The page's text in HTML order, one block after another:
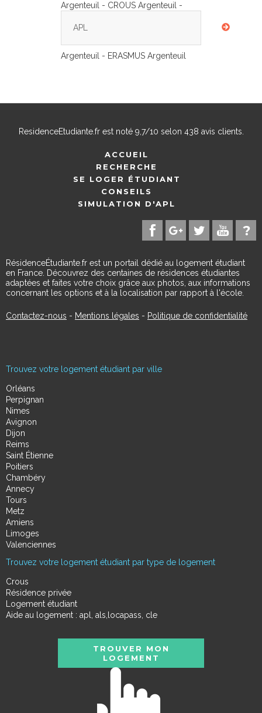
Argenteuil - CROUS Argenteuil -
APL
Argenteuil - ERASMUS Argenteuil
ResidenceEtudiante.frest noté 9,7/10 selon 438 avis clients.
ACCUEIL
RECHERCHE
SE LOGER ÉTUDIANT
CONSEILS
SIMULATION D'APL
RésidenceÉtudiante.fr est un portail dédié au logement étudiant
en France. Découvrez des centaines de résidences étudiantes
adaptées et faites votre choix grâce aux photos, aux informations
concernant les options et à la localisation par rapport à l'école.
Contactez-nous - Mentions légales - Politique de confidentialité
Trouvez votre logement étudiant par ville
Orléans
Perpignan
Nimes
Avignon
Dijon
Reims
Saint Étienne
Poitiers
Chambéry
Annecy
Tours
Metz
Amiens
Limoges
Valenciennes
Trouvez votre logement étudiant par type de logement
Crous
Résidence privée
Logement étudiant
Aide au logement : apl, als,locapass, cle
TROUVER MON
LOGEMENT